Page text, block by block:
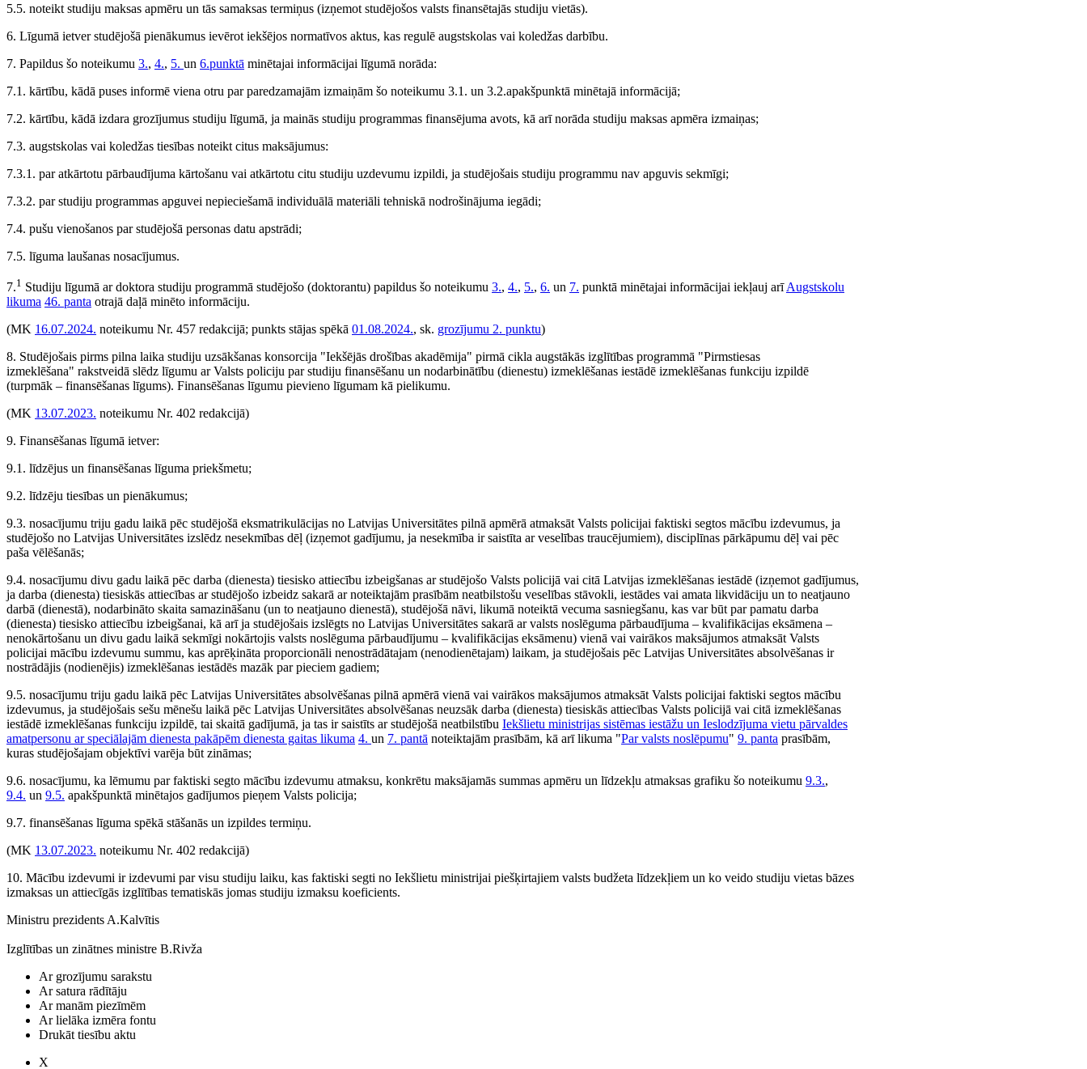
5.5. noteikt studiju maksas apmēru un tās samaksas termiņus (izņemot studējošos valsts finansētajās studiju vietās).
6. Līgumā ietver studējošā pienākumus ievērot iekšējos normatīvos aktus, kas regulē augstskolas vai koledžas darbību.
7. Papildus šo noteikumu 3., 4., 5. un 6.punktā minētajai informācijai līgumā norāda:
7.1. kārtību, kādā puses informē viena otru par paredzamajām izmaiņām šo noteikumu 3.1. un 3.2.apakšpunktā minētajā informācijā;
7.2. kārtību, kādā izdara grozījumus studiju līgumā, ja mainās studiju programmas finansējuma avots, kā arī norāda studiju maksas apmēra izmaiņas;
7.3. augstskolas vai koledžas tiesības noteikt citus maksājumus:
7.3.1. par atkārtotu pārbaudījuma kārtošanu vai atkārtotu citu studiju uzdevumu izpildi, ja studējošais studiju programmu nav apguvis sekmīgi;
7.3.2. par studiju programmas apguvei nepieciešamā individuālā materiāli tehniskā nodrošinājuma iegādi;
7.4. pušu vienošanos par studējošā personas datu apstrādi;
7.5. līguma laušanas nosacījumus.
7.1 Studiju līgumā ar doktora studiju programmā studējošo (doktorantu) papildus šo noteikumu 3., 4., 5., 6. un 7. punktā minētajai informācijai iekļauj arīAugstskolu
likuma 46. panta otrajā daļā minēto informāciju.
(MK 16.07.2024. noteikumu Nr. 457 redakcijā; punkts stājas spēkā 01.08.2024., sk. grozījumu 2. punktu)
8. Studējošais pirms pilna laika studiju uzsākšanas konsorcija "Iekšējās drošības akadēmija" pirmā cikla augstākās izglītības programmā "Pirmstiesas
izmeklēšana" rakstveidā slēdz līgumu ar Valsts policiju par studiju finansēšanu un nodarbinātību (dienestu) izmeklēšanas iestādē izmeklēšanas funkciju izpildē
(turpmāk – finansēšanas līgums). Finansēšanas līgumu pievieno līgumam kā pielikumu.
(MK 13.07.2023. noteikumu Nr. 402 redakcijā)
9. Finansēšanas līgumā ietver:
9.1. līdzējus un finansēšanas līguma priekšmetu;
9.2. līdzēju tiesības un pienākumus;
9.3. nosacījumu triju gadu laikā pēc studējošā eksmatrikulācijas no Latvijas Universitātes pilnā apmērā atmaksāt Valsts policijai faktiski segtos mācību izdevumus, ja
studējošo no Latvijas Universitātes izslēdz nesekmības dēļ (izņemot gadījumu, ja nesekmība ir saistīta ar veselības traucējumiem), disciplīnas pārkāpumu dēļ vai pēc
paša vēlēšanās;
9.4. nosacījumu divu gadu laikā pēc darba (dienesta) tiesisko attiecību izbeigšanas ar studējošo Valsts policijā vai citā Latvijas izmeklēšanas iestādē (izņemot gadījumus,
ja darba (dienesta) tiesiskās attiecības ar studējošo izbeidz sakarā ar noteiktajām prasībām neatbilstošu veselības stāvokli, iestādes vai amata likvidāciju un to neatjauno
darbā (dienestā), nodarbināto skaita samazināšanu (un to neatjauno dienestā), studējošā nāvi, likumā noteiktā vecuma sasniegšanu, kas var būt par pamatu darba
(dienesta) tiesisko attiecību izbeigšanai, kā arī ja studējošais izslēgts no Latvijas Universitātes sakarā ar valsts noslēguma pārbaudījuma – kvalifikācijas eksāmena –
nenokārtošanu un divu gadu laikā sekmīgi nokārtojis valsts noslēguma pārbaudījumu – kvalifikācijas eksāmenu) vienā vai vairākos maksājumos atmaksāt Valsts
policijai mācību izdevumu summu, kas aprēķināta proporcionāli nenostrādātajam (nenodienētajam) laikam, ja studējošais pēc Latvijas Universitātes absolvēšanas ir
nostrādājis (nodienējis) izmeklēšanas iestādēs mazāk par pieciem gadiem;
9.5. nosacījumu triju gadu laikā pēc Latvijas Universitātes absolvēšanas pilnā apmērā vienā vai vairākos maksājumos atmaksāt Valsts policijai faktiski segtos mācību
izdevumus, ja studējošais sešu mēnešu laikā pēc Latvijas Universitātes absolvēšanas neuzsāk darba (dienesta) tiesiskās attiecības Valsts policijā vai citā izmeklēšanas
iestādē izmeklēšanas funkciju izpildē, tai skaitā gadījumā, ja tas ir saistīts ar studējošā neatbilstību Iekšlietu ministrijas sistēmas iestāžu un Ieslodzījuma vietu pārvaldes
amatpersonu ar speciālajām dienesta pakāpēm dienesta gaitas likuma 4. un 7. pantā noteiktajām prasībām, kā arī likuma "Par valsts noslēpumu" 9. panta prasībām,
kuras studējošajam objektīvi varēja būt zināmas;
9.6. nosacījumu, ka lēmumu par faktiski segto mācību izdevumu atmaksu, konkrētu maksājamās summas apmēru un līdzekļu atmaksas grafiku šo noteikumu 9.3.​​​​​,
9.4. un 9.5. apakšpunktā minētajos gadījumos pieņem Valsts policija;
9.7. finansēšanas līguma spēkā stāšanās un izpildes termiņu.
(MK 13.07.2023. noteikumu Nr. 402 redakcijā)
10. Mācību izdevumi ir izdevumi par visu studiju laiku, kas faktiski segti no Iekšlietu ministrijai piešķirtajiem valsts budžeta līdzekļiem un ko veido studiju vietas bāzes
izmaksas un attiecīgās izglītības tematiskās jomas studiju izmaksu koeficients.
Ministru prezidents A.Kalvītis
Izglītības un zinātnes ministre B.Rivža
Ar grozījumu sarakstu
Ar satura rādītāju
Ar manām piezīmēm
Ar lielāka izmēra fontu
Drukāt tiesību aktu
X